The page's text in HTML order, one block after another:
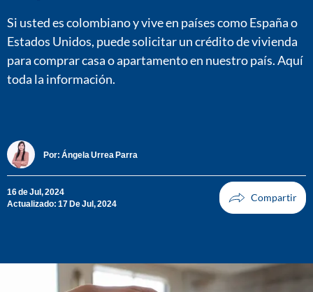
Si usted es colombiano y vive en países como España o
Estados Unidos, puede solicitar un crédito de vivienda
para comprar casa o apartamento en nuestro país. Aquí
toda la información.
Por: Ángela Urrea Parra
16 de Jul, 2024
Actualizado: 17 De Jul, 2024